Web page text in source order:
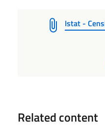
Istat -
Related content